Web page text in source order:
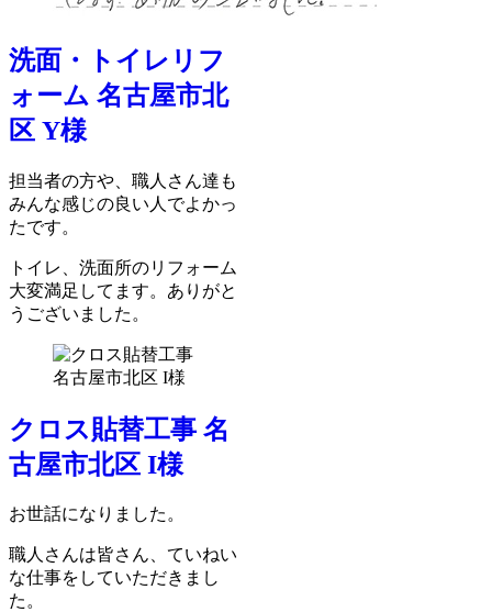
洗面・トイレリフ
ォーム 名古屋市北
区 Y様
担当者の方や、職人さん達も
みんな感じの良い人でよかっ
たです。
トイレ、洗面所のリフォーム
大変満足してます。ありがと
うございました。
クロス貼替工事 名
古屋市北区 I様
お世話になりました。
職人さんは皆さん、ていねい
な仕事をしていただきまし
た。